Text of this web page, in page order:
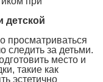
детской
просматриваться
следить за детьми.
место и
такие как
эстетично